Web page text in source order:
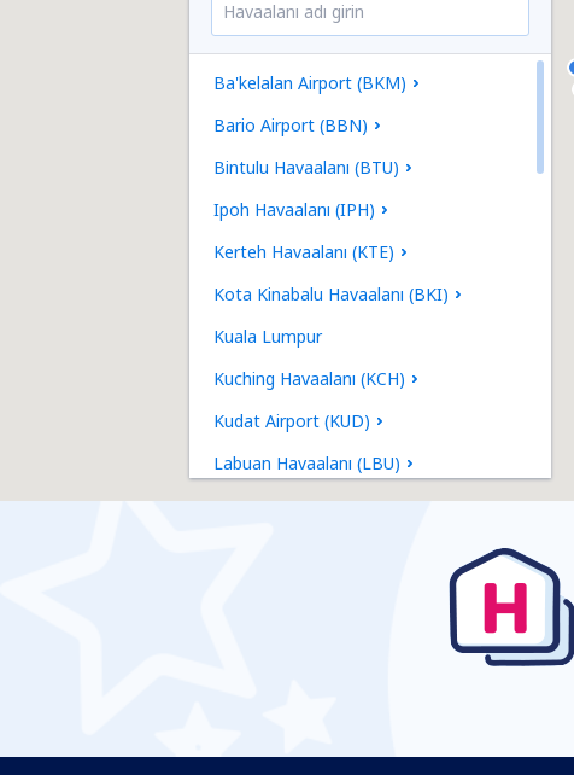
Ba'kelalan Airport (BKM)
Bario Airport (BBN)
Bintulu Havaalanı (BTU)
Ipoh Havaalanı (IPH)
Kerteh Havaalanı (KTE)
Kota Kinabalu Havaalanı (BKI)
Kuala Lumpur
Kuching Havaalanı (KCH)
Kudat Airport (KUD)
Labuan Havaalanı (LBU)
Lahad Datu Havaalanı (LDU)
Long Lellang (LGL)